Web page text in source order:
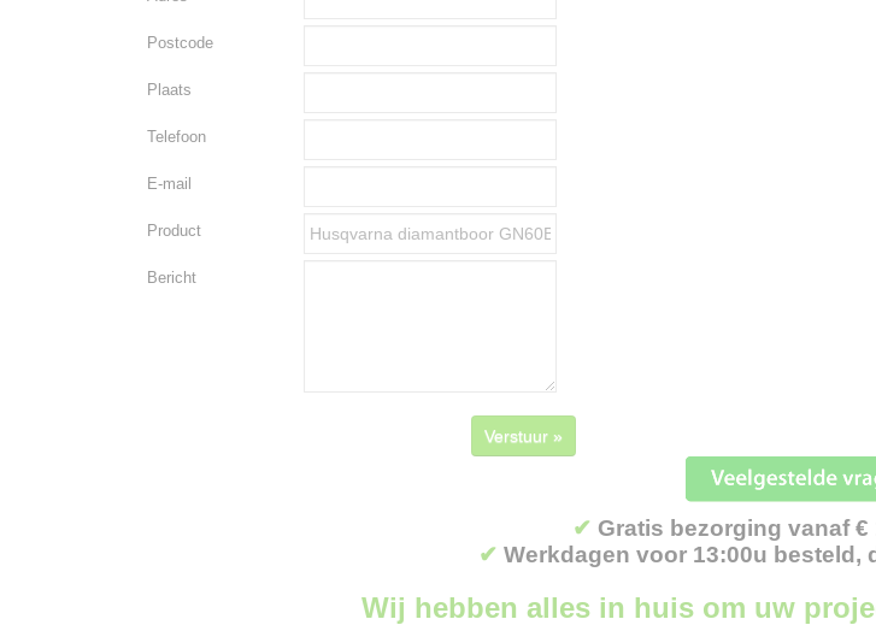
Postcode
Plaats
Telefoon
E-mail
Product
Bericht
Verstuur »
✔ Gratis bezorging vanaf €
✔ Werkdagen voor 13:00u besteld,
Wij hebben alles in huis om uw